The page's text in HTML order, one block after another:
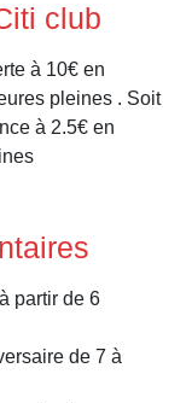
club
à 10€ en
pleines . Soit
à 2.5€ en
partir de 6
de 7 à